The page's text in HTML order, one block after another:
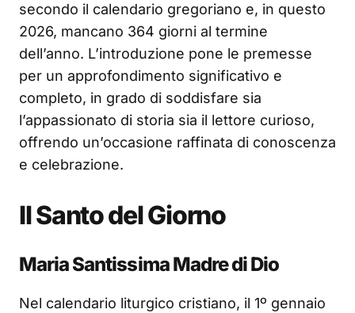
secondo il calendario gregoriano e, in questo
2026, mancano 364 giorni al termine
dell’anno. L’introduzione pone le premesse
per un approfondimento significativo e
completo, in grado di soddisfare sia
l’appassionato di storia sia il lettore curioso,
offrendo un’occasione raffinata di conoscenza
e celebrazione.
Il Santo del Giorno
Maria Santissima Madre di Dio
Nel calendario liturgico cristiano, il 1º gennaio